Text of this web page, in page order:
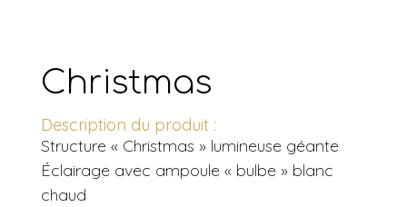
Christmas
Description du produit :
Structure « Christmas » lumineuse géante
Éclairage avec ampoule « bulbe » blanc
chaud